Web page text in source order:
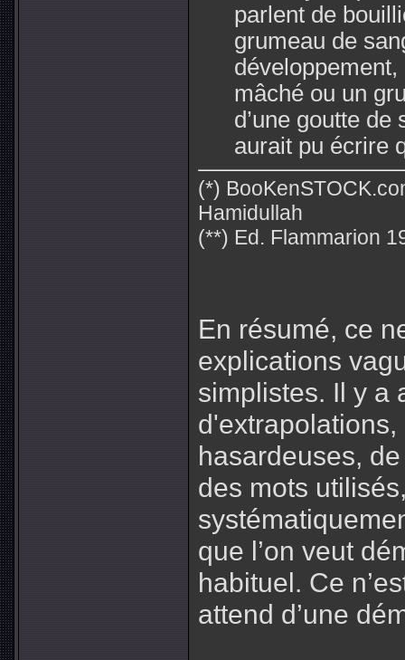
parlent de
grumeau de
mâché ou un
d’une goutte
aurait pu écrire
(*)
Hamidullah
(**) Ed. Flammarion
En résumé, ce
explications
simplistes. Il y a
hasardeuses,
des mots
que l’on veut
habituel. Ce
attend d’une